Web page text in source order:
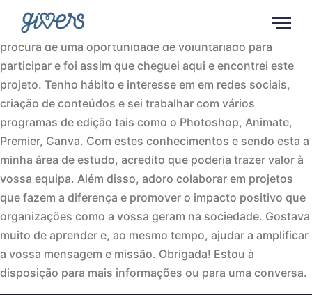
Olá! Sou a Carolina e estou no segundo ano da
licenciatura em Marketing e Publicidade no Iade. Ando à
procura de uma oportunidade de voluntariado para
participar e foi assim que cheguei aqui e encontrei este
projeto. Tenho hábito e interesse em em redes sociais,
criação de conteúdos e sei trabalhar com vários
programas de edição tais como o Photoshop, Animate,
Premier, Canva. Com estes conhecimentos e sendo esta a
minha área de estudo, acredito que poderia trazer valor à
vossa equipa. Além disso, adoro colaborar em projetos
que fazem a diferença e promover o impacto positivo que
organizações como a vossa geram na sociedade. Gostava
muito de aprender e, ao mesmo tempo, ajudar a amplificar
a vossa mensagem e missão. Obrigada! Estou à
disposição para mais informações ou para uma conversa.